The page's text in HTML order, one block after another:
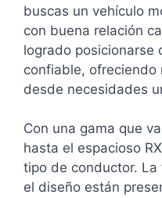
buscas un vehículo
con buena relación
logrado posicionarse
confiable, ofreciendo
desde necesidades
Con una gama que
hasta el espacioso
tipo de conductor.
el diseño están